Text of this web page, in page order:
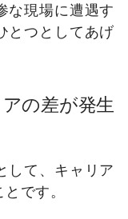
な現場に遭遇す
とつとしてあげ
の差が発生
して、キャリア
です。